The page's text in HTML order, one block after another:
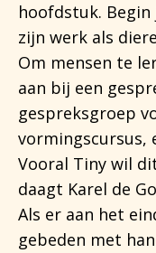
hoofdstuk. Begin
zijn werk als
Om mensen te
aan bij een
gespreksgroep
vormingscursus,
Vooral Tiny wil
daagt Karel de
Als er aan het
gebeden met